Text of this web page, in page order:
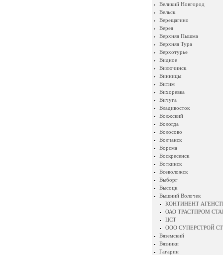
Великий Новгород
Вельск
Верещагино
Верея
Верхняя Пышма
Верхняя Тура
Верхотурье
Видное
Вилючинск
Винницы
Витим
Вихоревка
Вичуга
Владивосток
Волжский
Вологда
Волосово
Волчанск
Ворсма
Воскресенск
Воткинск
Всеволожск
Выборг
Высоцк
Вышний Волочек
КОНТИНЕНТ
ОАО ТРАСТПРОМ
ЦСТ
ООО СУПЕРСТРОЙ
Вяземский
Вязники
Гагарин